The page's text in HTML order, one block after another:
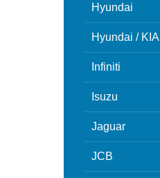
Hyundai
Hyundai / KIA
Infiniti
Isuzu
Jaguar
JCB